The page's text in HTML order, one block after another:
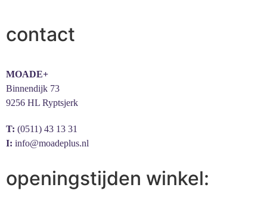
contact
MOADE+
Binnendijk 73
9256 HL Ryptsjerk
T: (0511) 43 13 31
I: info@moadeplus.nl
openingstijden winkel: